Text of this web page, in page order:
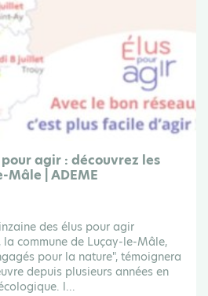
agir : découvrez les
| ADEME
des élus pour agir
la commune de Luçay-le-Mâle,
pour la nature", témoignera
depuis plusieurs années en
l...